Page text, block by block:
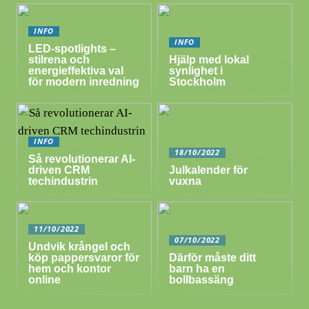
INFO
LED-spotlights –
stilrena och
energieffektiva val
för modern inredning
INFO
Hjälp med lokal
synlighet i
Stockholm
INFO
Så revolutionerar AI-
driven CRM
techindustrin
18/10/2022
Julkalender för
vuxna
11/10/2022
Undvik krångel och
köp pappersvaror för
hem och kontor
online
07/10/2022
Därför måste ditt
barn ha en
bollbassäng